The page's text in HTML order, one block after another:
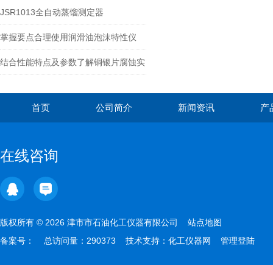
理
JSR1013全自动蒸馏测定器
掌握要点合理使用润滑油泡沫特性仪
结合性能特点及参数了解铜银片腐蚀实
首页 公司简介 新闻资讯 产
在线咨询
版权所有 © 2026 津市市石油化工仪器有限公司 站点地图
备案号：
总访问量：290373 技术支持： 化工仪器网 管理登陆